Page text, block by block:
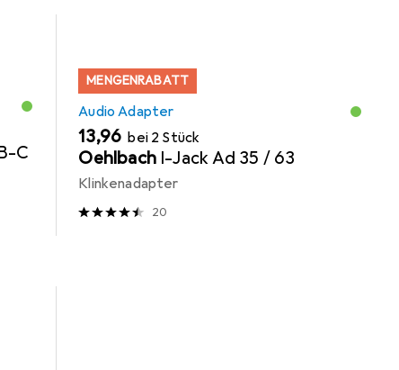
C
MENGENRABATT
Audio Adapter
EUR
13,96 bei 2 Stück
Oehlbach I-Jack Ad 35 / 63
Klinkenadapter
20